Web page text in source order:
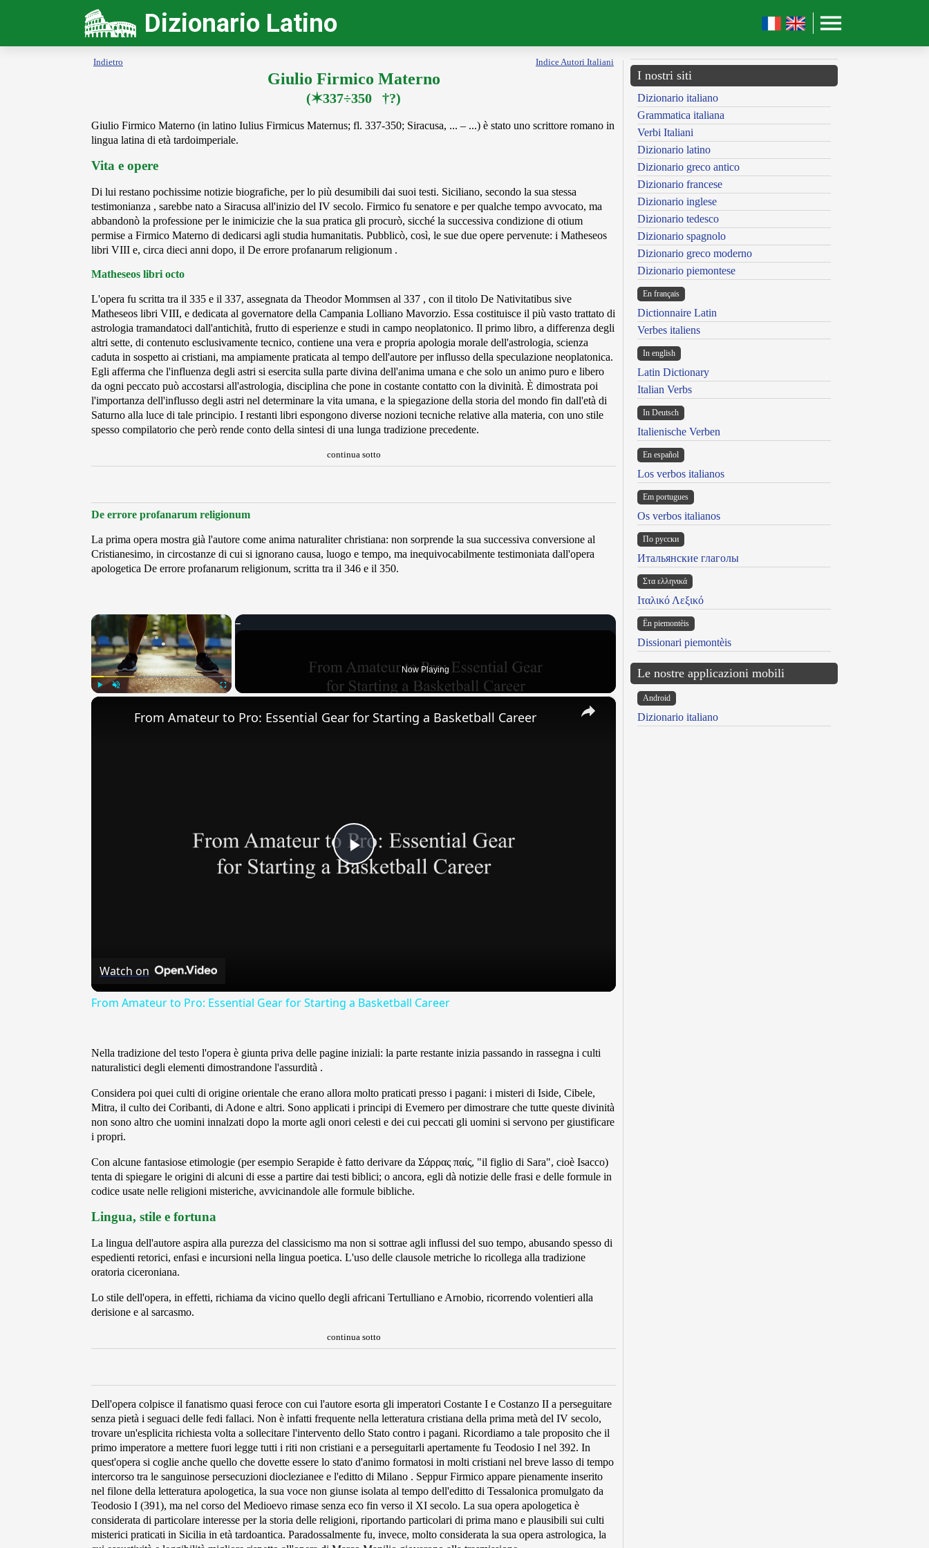
Dizionario Latino
Indietro Indice Autori Italiani
Giulio Firmico Materno
(✶337÷350 †?)
Giulio Firmico Materno (in latino Iulius Firmicus Maternus; fl. 337-350; Siracusa, ... – ...) è stato uno scrittore romano in
lingua latina di età tardoimperiale.
Vita e opere
Di lui restano pochissime notizie biografiche, per lo più desumibili dai suoi testi. Siciliano, secondo la sua stessa
testimonianza , sarebbe nato a Siracusa all'inizio del IV secolo. Firmico fu senatore e per qualche tempo avvocato, ma
abbandonò la professione per le inimicizie che la sua pratica gli procurò, sicché la successiva condizione di otium
permise a Firmico Materno di dedicarsi agli studia humanitatis. Pubblicò, così, le sue due opere pervenute: i Matheseos
libri VIII e, circa dieci anni dopo, il De errore profanarum religionum .
Matheseos libri octo
L'opera fu scritta tra il 335 e il 337, assegnata da Theodor Mommsen al 337 , con il titolo De Nativitatibus sive
Matheseos libri VIII, e dedicata al governatore della Campania Lolliano Mavorzio. Essa costituisce il più vasto trattato di
astrologia tramandatoci dall'antichità, frutto di esperienze e studi in campo neoplatonico. Il primo libro, a differenza degli
altri sette, di contenuto esclusivamente tecnico, contiene una vera e propria apologia morale dell'astrologia, scienza
caduta in sospetto ai cristiani, ma ampiamente praticata al tempo dell'autore per influsso della speculazione neoplatonica.
Egli afferma che l'influenza degli astri si esercita sulla parte divina dell'anima umana e che solo un animo puro e libero
da ogni peccato può accostarsi all'astrologia, disciplina che pone in costante contatto con la divinità. È dimostrata poi
l'importanza dell'influsso degli astri nel determinare la vita umana, e la spiegazione della storia del mondo fin dall'età di
Saturno alla luce di tale principio. I restanti libri espongono diverse nozioni tecniche relative alla materia, con uno stile
spesso compilatorio che però rende conto della sintesi di una lunga tradizione precedente.
continua sotto
De errore profanarum religionum
La prima opera mostra già l'autore come anima naturaliter christiana: non sorprende la sua successiva conversione al
Cristianesimo, in circostanze di cui si ignorano causa, luogo e tempo, ma inequivocabilmente testimoniata dall'opera
apologetica De errore profanarum religionum, scritta tra il 346 e il 350.
×
Now Playing
×
Play
From Amateur to Pro: Essential Gear for Starting a Basketball Career
Watch on
From Amateur to Pro: Essential Gear for Starting a Basketball Career
Nella tradizione del testo l'opera è giunta priva delle pagine iniziali: la parte restante inizia passando in rassegna i culti
naturalistici degli elementi dimostrandone l'assurdità .
Considera poi quei culti di origine orientale che erano allora molto praticati presso i pagani: i misteri di Iside, Cibele,
Mitra, il culto dei Coribanti, di Adone e altri. Sono applicati i principi di Evemero per dimostrare che tutte queste divinità
non sono altro che uomini innalzati dopo la morte agli onori celesti e dei cui peccati gli uomini si servono per giustificare
i propri.
Con alcune fantasiose etimologie (per esempio Serapide è fatto derivare da Σάρρας παίς, "il figlio di Sara", cioè Isacco)
tenta di spiegare le origini di alcuni di esse a partire dai testi biblici; o ancora, egli dà notizie delle frasi e delle formule in
codice usate nelle religioni misteriche, avvicinandole alle formule bibliche.
Lingua, stile e fortuna
La lingua dell'autore aspira alla purezza del classicismo ma non si sottrae agli influssi del suo tempo, abusando spesso di
espedienti retorici, enfasi e incursioni nella lingua poetica. L'uso delle clausole metriche lo ricollega alla tradizione
oratoria ciceroniana.
Lo stile dell'opera, in effetti, richiama da vicino quello degli africani Tertulliano e Arnobio, ricorrendo volentieri alla
derisione e al sarcasmo.
continua sotto
Dell'opera colpisce il fanatismo quasi feroce con cui l'autore esorta gli imperatori Costante I e Costanzo II a perseguitare
senza pietà i seguaci delle fedi fallaci. Non è infatti frequente nella letteratura cristiana della prima metà del IV secolo,
trovare un'esplicita richiesta volta a sollecitare l'intervento dello Stato contro i pagani. Ricordiamo a tale proposito che il
primo imperatore a mettere fuori legge tutti i riti non cristiani e a perseguitarli apertamente fu Teodosio I nel 392. In
quest'opera si coglie anche quello che dovette essere lo stato d'animo formatosi in molti cristiani nel breve lasso di tempo
intercorso tra le sanguinose persecuzioni dioclezianee e l'editto di Milano . Seppur Firmico appare pienamente inserito
nel filone della letteratura apologetica, la sua voce non giunse isolata al tempo dell'editto di Tessalonica promulgato da
Teodosio I (391), ma nel corso del Medioevo rimase senza eco fin verso il XI secolo. La sua opera apologetica è
considerata di particolare interesse per la storia delle religioni, riportando particolari di prima mano e plausibili sui culti
misterici praticati in Sicilia in età tardoantica. Paradossalmente fu, invece, molto considerata la sua opera astrologica, la
I nostri siti
Dizionario italiano
Grammatica italiana
Verbi Italiani
Dizionario latino
Dizionario greco antico
Dizionario francese
Dizionario inglese
Dizionario tedesco
Dizionario spagnolo
Dizionario greco moderno
Dizionario piemontese
En français
Dictionnaire Latin
Verbes italiens
In english
Latin Dictionary
Italian Verbs
In Deutsch
Italienische Verben
En español
Los verbos italianos
Em portugues
Os verbos italianos
По русски
Итальянские глаголы
Στα ελληνικά
Ιταλικό Λεξικό
Ën piemontèis
Dissionari piemontèis
Le nostre applicazioni mobili
Android
Dizionario italiano